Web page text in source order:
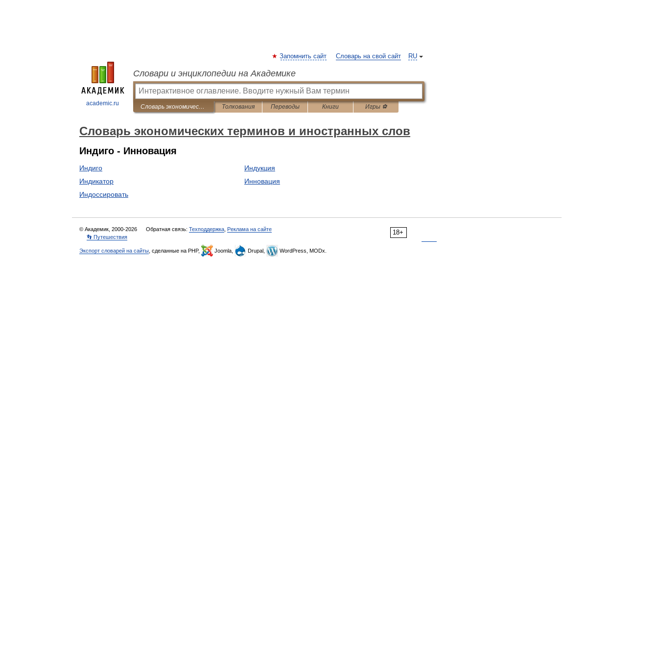
academic.ru
RU
Запомнить сайт Словарь на свой сайт
Словари и энциклопедии на Академике
Словарь экономических терминов и иностранных слов Толкования Переводы Книги Игры ⚽
Словарь экономических терминов и иностранных слов
Индиго - Инновация
Индиго
Индикатор
Индоссировать
Индукция
Инновация
18+
© Академик, 2000-2026 Обратная связь: Техподдержка Реклама на сайте
👣 Путешествия
Экспорт словарей на сайты , сделанные на PHP, Joomla, Drupal, WordPress, MODx.